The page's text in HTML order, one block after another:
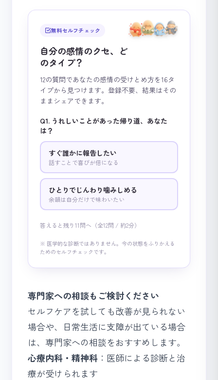
無料セルフチェック
自分の感情のクセ、ど
のタイプ？
12の質問であなたの感情の受けとめ方を16タ
イプから見つけます。登録不要、結果はその
ままシェアできます。
Q1. うれしいことがあった帰り道、あなた
は？
すぐ誰かに報告したい
話すことで喜びが倍になる
ひとりでじんわり噛みしめる
余韻は自分だけで味わいたい
答えると残り11問へ（全12問 / 約2分）
※ 医学的な診断ではありません。今の状態をふりかえる
ためのセルフチェックです。
専門家への相談もご検討ください
セルフケアを試しても改善が見られない
場合や、日常生活に支障が出ている場合
は、専門家への相談をおすすめします。
心療内科・精神科 ：医師による診断と治
療が受けられます